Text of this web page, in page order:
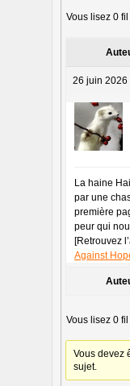
Vous lisez 0
26 juin 2026
La haine
par une
première
peur qui nou
[Retrouvez
Against
Vous lisez 0
Vous devez
sujet.